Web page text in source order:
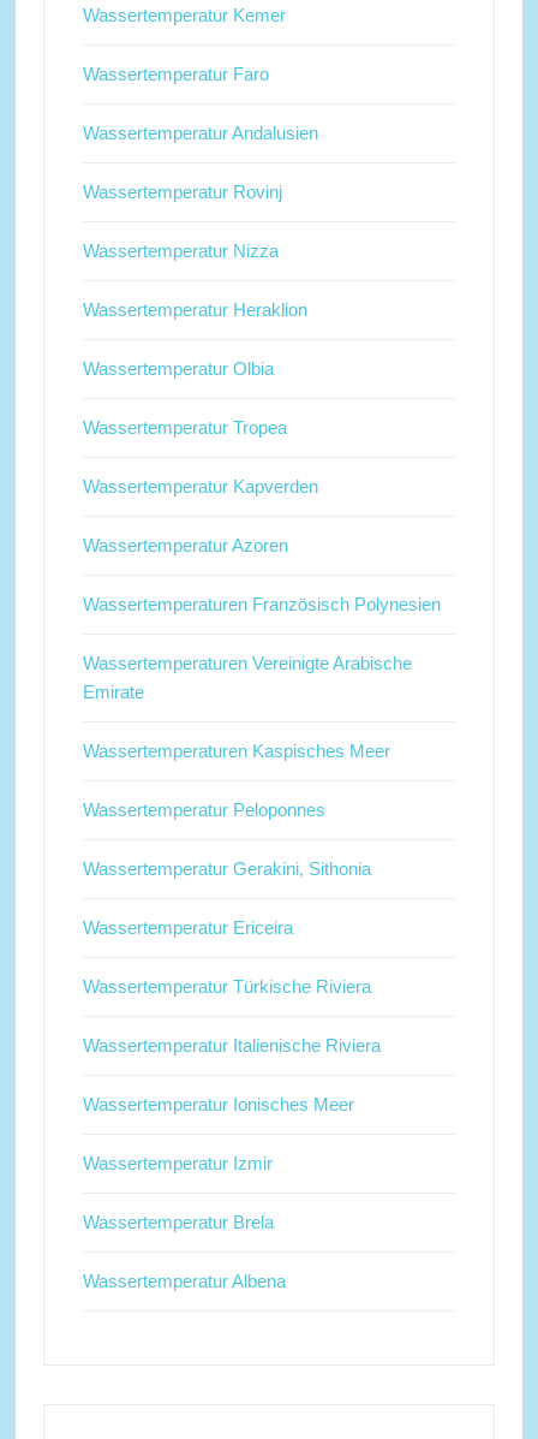
Wassertemperatur Kemer
Wassertemperatur Faro
Wassertemperatur Andalusien
Wassertemperatur Rovinj
Wassertemperatur Nizza
Wassertemperatur Heraklion
Wassertemperatur Olbia
Wassertemperatur Tropea
Wassertemperatur Kapverden
Wassertemperatur Azoren
Wassertemperaturen Französisch Polynesien
Wassertemperaturen Vereinigte Arabische
Emirate
Wassertemperaturen Kaspisches Meer
Wassertemperatur Peloponnes
Wassertemperatur Gerakini, Sithonia
Wassertemperatur Ericeira
Wassertemperatur Türkische Riviera
Wassertemperatur Italienische Riviera
Wassertemperatur Ionisches Meer
Wassertemperatur Izmir
Wassertemperatur Brela
Wassertemperatur Albena